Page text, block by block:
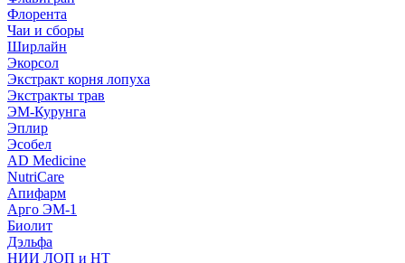
Флорента
Чаи и сборы
Ширлайн
Экорсол
Экстракт корня лопуха
Экстракты трав
ЭМ-Курунга
Эплир
Эсобел
AD Medicine
NutriCare
Апифарм
Арго ЭМ-1
Биолит
Дэльфа
НИИ ЛОП и НТ